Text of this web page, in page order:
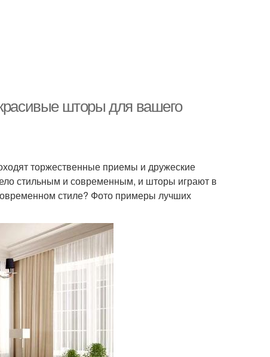
шторы для вашего
торжественные приемы и дружеские
стильным и современным, и шторы играют в
стиле? Фото примеры лучших